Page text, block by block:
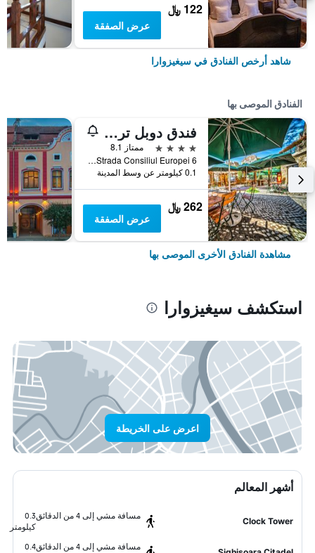
122 ﷼
عرض الصفقة
شاهد أرخص الفنادق في سيغيزوارا
الفنادق الموصى بها
فندق دوبل تري من هيلتون سيغيسوارا - كافالير
4 نجوم
ممتاز 8.1
Strada Consiliul Europei 6, سيغيزوارا, رومانيا
0.1 كيلومتر عن وسط المدينة
262 ﷼
عرض الصفقة
مشاهدة الفنادق الأخرى الموصى بها
استكشف سيغيزوارا
اعرض على الخريطة
أشهر المعالم
Clock Tower
مسافة مشي إلى 4 من الدقائق
0.3
كيلومتر
مسافة مشي إلى 4 من الدقائق
0.4